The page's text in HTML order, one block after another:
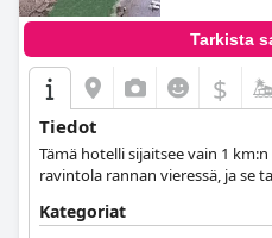
Tarkista
$
Tiedot
Tämä hotelli sijaitsee vain 1
ravintola rannan vieressä, ja se
Kategoriat